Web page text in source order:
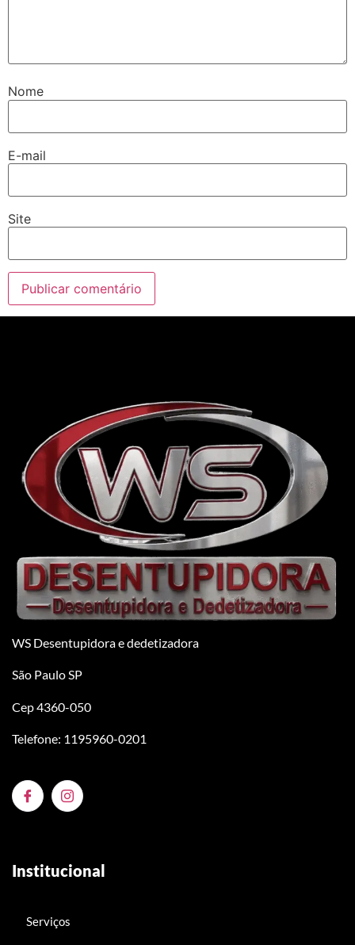
Nome
E-mail
Site
WS Desentupidora e dedetizadora
São Paulo SP
Cep 4360-050
Telefone: 1195960-0201
Institucional
Serviços